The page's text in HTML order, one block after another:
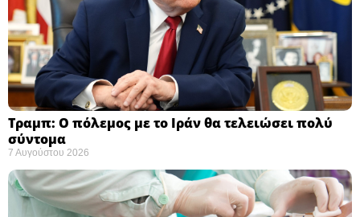
Τραμπ: Ο πόλεμος με το Ιράν θα τελειώσει πολύ
σύντομα ​
7 Αυγούστου 2026